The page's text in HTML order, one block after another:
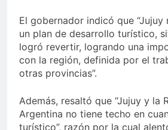
El gobernador indicó que
un plan de desarrollo turístico,
logró revertir, logrando una
con la región, definida por el
otras provincias”.
Además, resaltó que “Jujuy y la
Argentina no tiene techo en
turístico”, razón por la cual